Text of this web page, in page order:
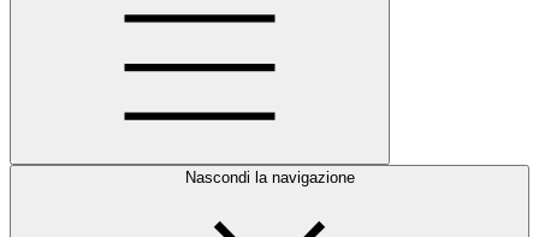
Nascondi la navigazione